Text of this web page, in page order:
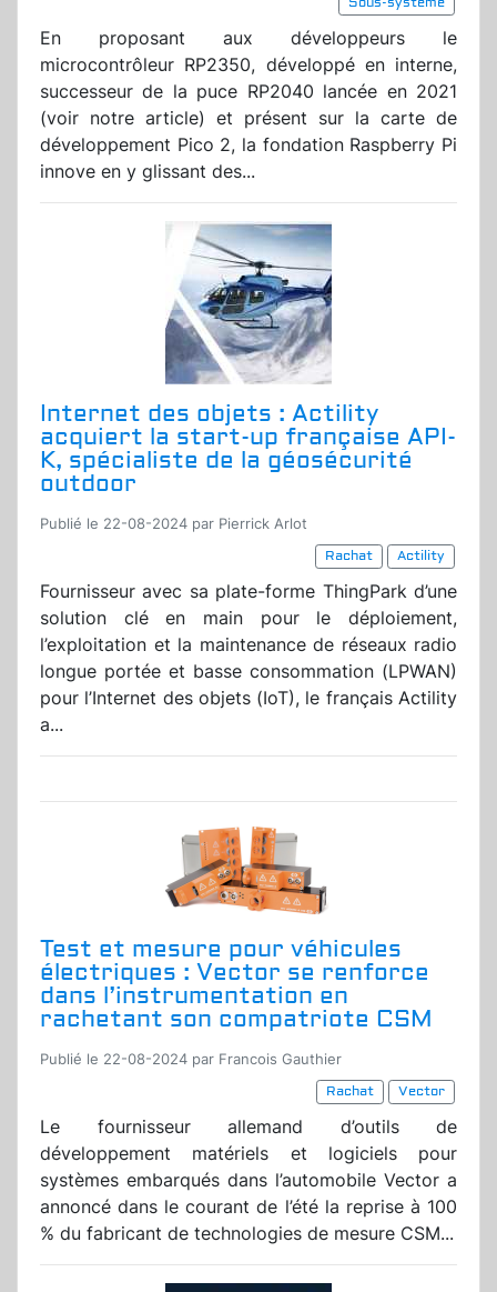
En proposant aux développeurs le
microcontrôleur RP2350, développé en interne,
successeur de la puce RP2040 lancée en 2021
(voir notre article) et présent sur la carte de
développement Pico 2, la fondation Raspberry Pi
innove en y glissant des...
Internet des objets : Actility
acquiert la start-up française API-
K, spécialiste de la géosécurité
outdoor
Publié le 22-08-2024 par Pierrick Arlot
Rachat
Actility
Fournisseur avec sa plate-forme ThingPark d’une
solution clé en main pour le déploiement,
l’exploitation et la maintenance de réseaux radio
longue portée et basse consommation (LPWAN)
pour l’Internet des objets (IoT), le français Actility
a...
Test et mesure pour véhicules
électriques : Vector se renforce
dans l’instrumentation en
rachetant son compatriote CSM
Publié le 22-08-2024 par Francois Gauthier
Rachat
Vector
Le fournisseur allemand d’outils de
développement matériels et logiciels pour
systèmes embarqués dans l’automobile Vector a
annoncé dans le courant de l’été la reprise à 100
% du fabricant de technologies de mesure CSM...